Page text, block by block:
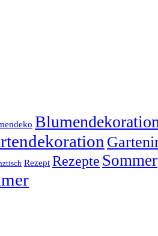
Rezept Rezepte Sommer